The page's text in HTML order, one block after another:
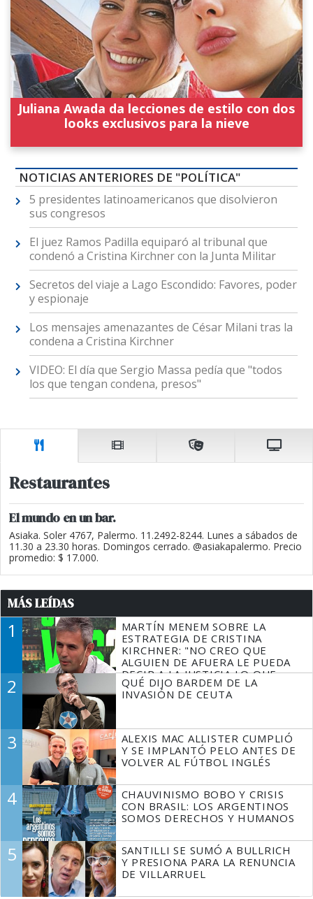
Juliana Awada da lecciones de estilo con dos
looks exclusivos para la nieve
NOTICIAS ANTERIORES DE "POLÍTICA"
5 presidentes latinoamericanos que disolvieron
sus congresos
El juez Ramos Padilla equiparó al tribunal que
condenó a Cristina Kirchner con la Junta Militar
Secretos del viaje a Lago Escondido: Favores, poder
y espionaje
Los mensajes amenazantes de César Milani tras la
condena a Cristina Kirchner
VIDEO: El día que Sergio Massa pedía que "todos
los que tengan condena, presos"
Restaurantes
El mundo en un bar.
Asiaka. Soler 4767, Palermo. 11.2492-8244. Lunes a sábados de
11.30 a 23.30 horas. Domingos cerrado. @asiakapalermo. Precio
promedio: $ 17.000.
MÁS LEÍDAS
1
MARTÍN MENEM SOBRE LA
ESTRATEGIA DE CRISTINA
KIRCHNER: "NO CREO QUE
ALGUIEN DE AFUERA LE PUEDA
DECIR A LA JUSTICIA LO QUE
TIENE QUE HACER"
2
QUÉ DIJO BARDEM DE LA
INVASIÓN DE CEUTA
3
ALEXIS MAC ALLISTER CUMPLIÓ
Y SE IMPLANTÓ PELO ANTES DE
VOLVER AL FÚTBOL INGLÉS
4
CHAUVINISMO BOBO Y CRISIS
CON BRASIL: LOS ARGENTINOS
SOMOS DERECHOS Y HUMANOS
5
SANTILLI SE SUMÓ A BULLRICH
Y PRESIONA PARA LA RENUNCIA
DE VILLARRUEL